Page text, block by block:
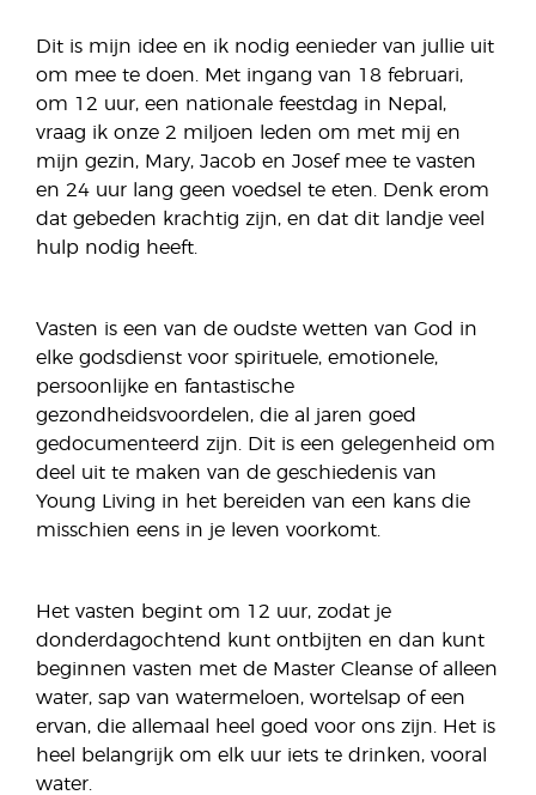
Dit is mijn idee en ik nodig eenieder van jullie uit
om mee te doen. Met ingang van 18 februari,
om 12 uur, een nationale feestdag in Nepal,
vraag ik onze 2 miljoen leden om met mij en
mijn gezin, Mary, Jacob en Josef mee te vasten
en 24 uur lang geen voedsel te eten. Denk erom
dat gebeden krachtig zijn, en dat dit landje veel
hulp nodig heeft.
Vasten is een van de oudste wetten van God in
elke godsdienst voor spirituele, emotionele,
persoonlijke en fantastische
gezondheidsvoordelen, die al jaren goed
gedocumenteerd zijn. Dit is een gelegenheid om
deel uit te maken van de geschiedenis van
Young Living in het bereiden van een kans die
misschien eens in je leven voorkomt.
Het vasten begint om 12 uur, zodat je
donderdagochtend kunt ontbijten en dan kunt
beginnen vasten met de Master Cleanse of alleen
water, sap van watermeloen, wortelsap of een
ervan, die allemaal heel goed voor ons zijn. Het is
heel belangrijk om elk uur iets te drinken, vooral
water.